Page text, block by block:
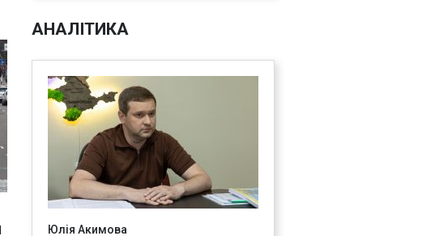
АНАЛІТИКА
Юлія Акимова